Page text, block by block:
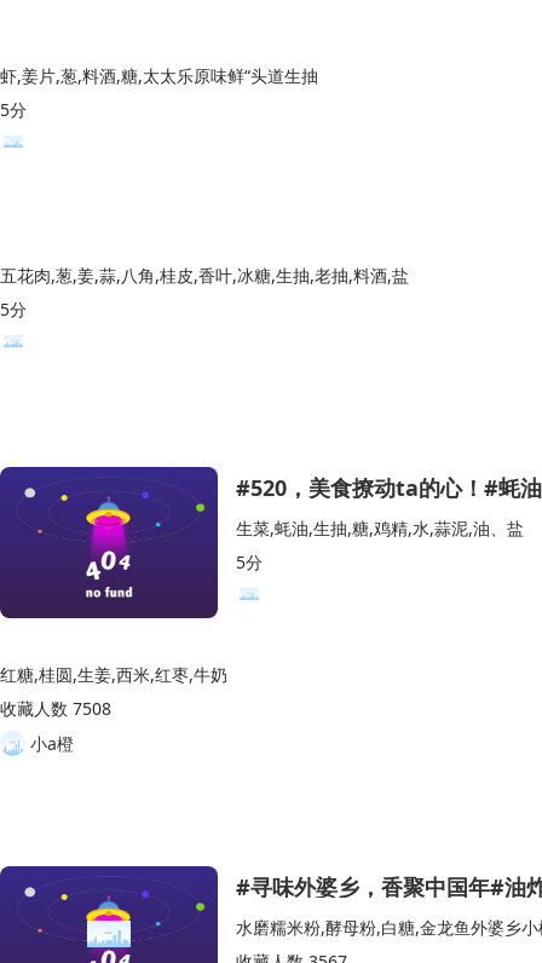
虾,姜片,葱,料酒,糖,太太乐原味鲜“头道生抽
5分
五花肉,葱,姜,蒜,八角,桂皮,香叶,冰糖,生抽,老抽,料酒,盐
5分
#520，美食撩动ta的心！#蚝
生菜,蚝油,生抽,糖,鸡精,水,蒜泥,油、盐
5分
红糖,桂圆,生姜,西米,红枣,牛奶
收藏人数 7508
小a橙
#寻味外婆乡，香聚中国年#油
水磨糯米粉,酵母粉,白糖,金龙鱼外婆乡